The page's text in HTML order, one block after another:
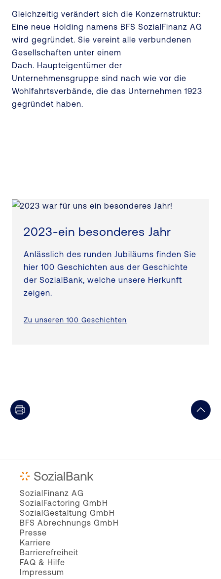
Gleichzeitig verändert sich die Konzernstruktur:
Eine neue Holding namens BFS SozialFinanz AG
wird gegründet. Sie vereint alle verbundenen
Gesellschaften unter einem
Dach. Haupteigentümer der
Unternehmensgruppe sind nach wie vor die
Wohlfahrtsverbände, die das Unternehmen 1923
gegründet haben.
2023-ein besonderes Jahr
Anlässlich des runden Jubiläums finden Sie
hier 100 Geschichten aus der Geschichte
der SozialBank, welche unsere Herkunft
zeigen.
Zu unseren 100 Geschichten
SozialFinanz AG
SozialFactoring GmbH
SozialGestaltung GmbH
BFS Abrechnungs GmbH
Presse
Karriere
Barrierefreiheit
FAQ & Hilfe
Impressum